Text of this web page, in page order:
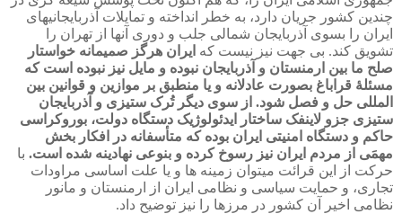
چندین کشور جریان دارد، به خطر انداخته و تمایلات آذربایجانیهای
ایران را بسوی آذربایجان شمالی جلب و دوری آنها از تهران را
تشویق کند. بی جهت نیز نیست که ایران هرگز صمیمانه خواستار
صلح ما بین ارمنستان و آذربایجان نبوده و مایل نیز نبوده است که
مسئلۀ قراباغ بصورت عادلانه و یا منطبق بر موازین و قوانین بین
المللی حل و فصل شود. از سوی دیگر تُرک ستیزی و آذربایجان
ستیزی جزو لاینفک ساختار ایدئولوژیک دستگاه دولت، بوروکراسی
حاکم و دستگاه امنیتی ایران بوده که متأسفانه در افکار بخش
مهمَی از مردم ایران نیز رسوخ کرده و بنوعی نهادینه شده است. با
حرکت از این قرائت میتوان زمینه ها و یا علت اساسی مراودات
تجاری، و حمایت سیاسی و نظامی ایران از ارمنستان و مانور
نظامی اخیر آن کشور در مرزها را نیز توضیح داد.